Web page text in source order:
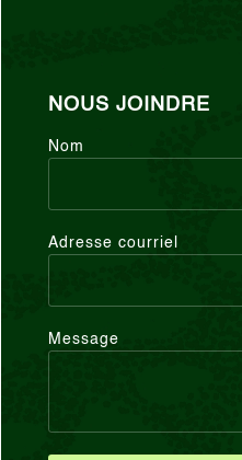
NOUS JOINDRE
Nom
Adresse courriel
Message